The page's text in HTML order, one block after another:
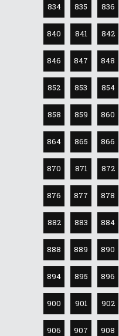
834 835 836
840 841 842
846 847 848
852 853 854
858 859 860
864 865 866
870 871 872
876 877 878
882 883 884
888 889 890
894 895 896
900 901 902
906 907 908